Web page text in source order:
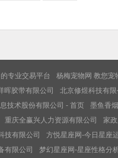
专业交易平台
杨梅宠物网 教您宠
晖胶带有限公司
北京修煜科技有
技术股份有限公司 - 首页
墨鱼香
重庆全赢兴人力资源有限公司
家
技有限公司
方悦星座网-今日星座
有限公司
梦幻星座网-星座性格分